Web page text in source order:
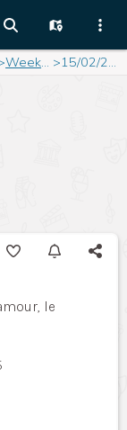
Weekend > 15/02/2025
le